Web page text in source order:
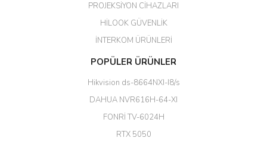
Erdal Cingöz | 07/02/2026
Başarılı. Bu vasıfta bir ürünü bu
kadar uygun fiyata bulabilmek
büyük şans. Güvenliticaret
(HIKVISION DS-3E0326P-E/M(B)
PROJEKSİYON CİHAZLARI
HİLOOK GÜVENLİK
İNTERKOM ÜRÜNLERİ
POPÜLER ÜRÜNLER
Hikvision ds-8664NXI-I8/s
DAHUA NVR616H-64-XI
FONRİ TV-6024H
RTX 5050